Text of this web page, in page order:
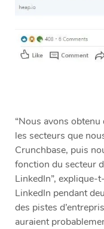
“Nous avons
les secteurs que
Crunchbase, puis
fonction du secteur
LinkedIn”, explique-
LinkedIn pendant
des pistes
auraient